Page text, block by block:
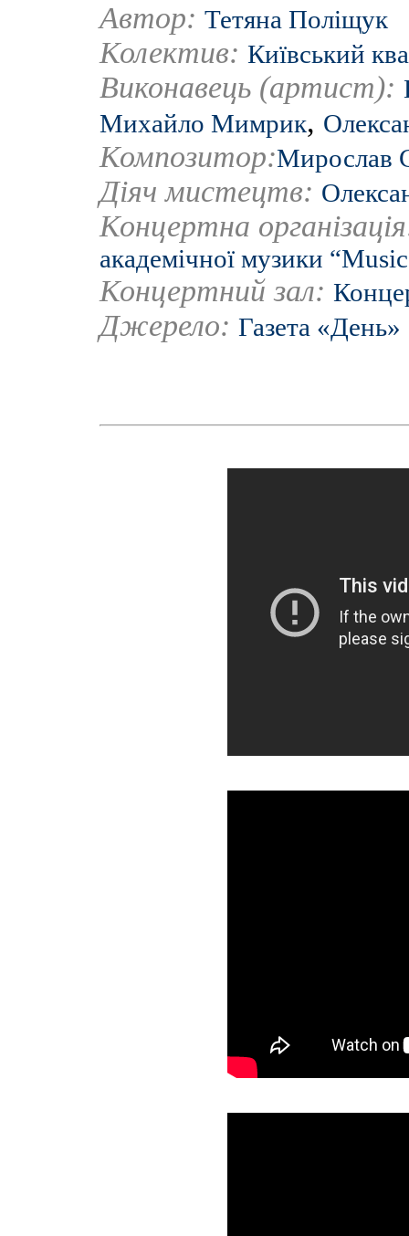
Автор: Тетяна Поліщук
Колектив: Київський
Виконавець (артист):
Михайло Мимрик,
Композитор:Мирослав
Діяч мистецтв:
Концертна
академічної музики
Концертний зал:
Джерело: Газета «День»